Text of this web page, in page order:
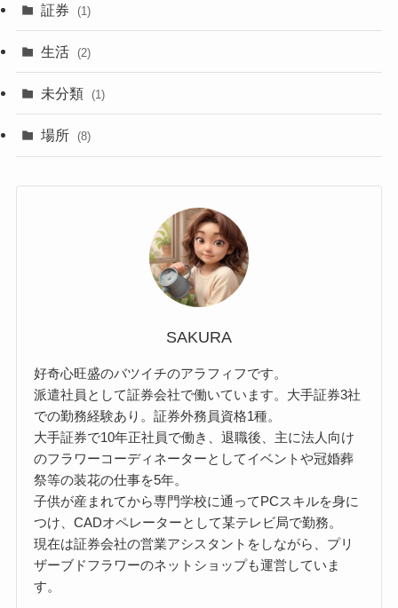
証券 (1)
生活 (2)
未分類 (1)
場所 (8)
SAKURA
好奇心旺盛のバツイチのアラフィフです。
派遣社員として証券会社で働いています。大手証券3社
での勤務経験あり。証券外務員資格1種。
大手証券で10年正社員で働き、退職後、主に法人向け
のフラワーコーディネーターとしてイベントや冠婚葬
祭等の装花の仕事を5年。
子供が産まれてから専門学校に通ってPCスキルを身に
つけ、CADオペレーターとして某テレビ局で勤務。
現在は証券会社の営業アシスタントをしながら、プリ
ザーブドフラワーのネットショップも運営していま
す。